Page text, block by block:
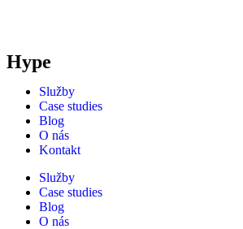
Hype
Služby
Case studies
Blog
O nás
Kontakt
Služby
Case studies
Blog
O nás